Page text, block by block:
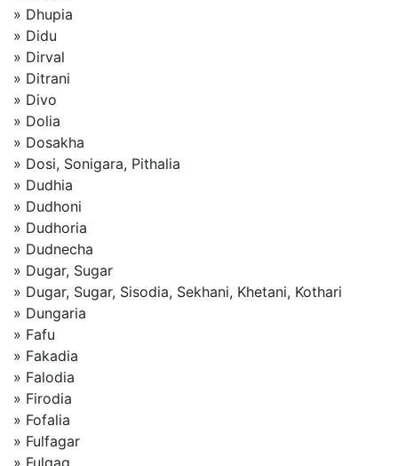
» Dhupia
» Didu
» Dirval
» Ditrani
» Divo
» Dolia
» Dosakha
» Dosi, Sonigara, Pithalia
» Dudhia
» Dudhoni
» Dudhoria
» Dudnecha
» Dugar, Sugar
» Dugar, Sugar, Sisodia, Sekhani, Khetani, Kothari
» Dungaria
» Fafu
» Fakadia
» Falodia
» Firodia
» Fofalia
» Fulfagar
» Fulgag